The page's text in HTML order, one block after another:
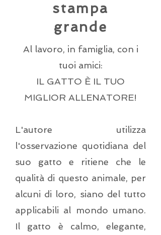
stampa
grande
Al lavoro, in famiglia, con i
tuoi amici:
IL GATTO È IL TUO
MIGLIOR ALLENATORE!
L'autore utilizza
l'osservazione quotidiana del
suo gatto e ritiene che le
qualità di questo animale, per
alcuni di loro, siano del tutto
applicabili al mondo umano.
Il gatto è calmo, elegante,